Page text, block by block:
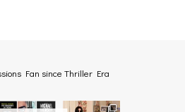
Fan since Thriller Era